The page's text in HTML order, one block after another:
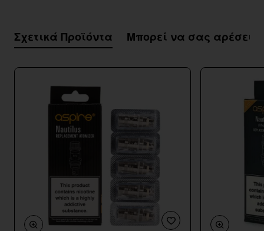
Σχετικά Προϊόντα Μπορεί να σας αρέσει